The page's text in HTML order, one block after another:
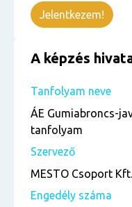
Jelentkezem!
A képzés
Tanfolyam neve
ÁE Gumiabroncs-
tanfolyam
Szervező
MESTO Csoport Kft.
Engedély száma